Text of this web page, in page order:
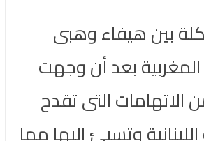
بين هيفاء وهبى
بعد أن وجهت
الاتهامات التى تقدح
وتسيئ اليها مما